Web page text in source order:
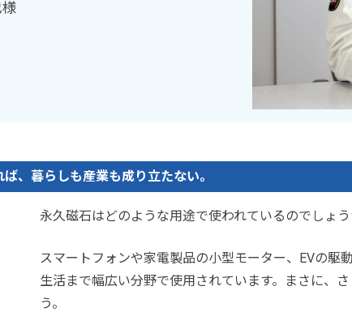
、暮らしも産業も成り立たない。
永久磁石はどのような用途で使われているのでしょう
スマートフォンや家電製品の小型モーター、EVの駆
生活まで幅広い分野で使用されています。まさに、
う。